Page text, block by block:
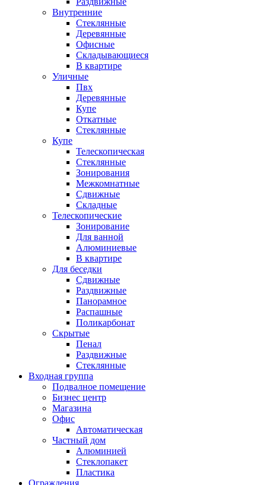
Внутренние
Стеклянные
Деревянные
Офисные
Складывающиеся
В квартире
Уличные
Пвх
Деревянные
Купе
Откатные
Стеклянные
Купе
Телескопическая
Стеклянные
Зонирования
Межкомнатные
Сдвижные
Складные
Телескопические
Зонирование
Для ванной
Алюминиевые
В квартире
Для беседки
Сдвижные
Раздвижные
Панорамное
Распашные
Поликарбонат
Скрытые
Пенал
Раздвижные
Стеклянные
Входная группа
Подвалное помещение
Бизнес центр
Магазина
Офис
Автоматическая
Частный дом
Алюминией
Стеклопакет
Пластика
Ограждения